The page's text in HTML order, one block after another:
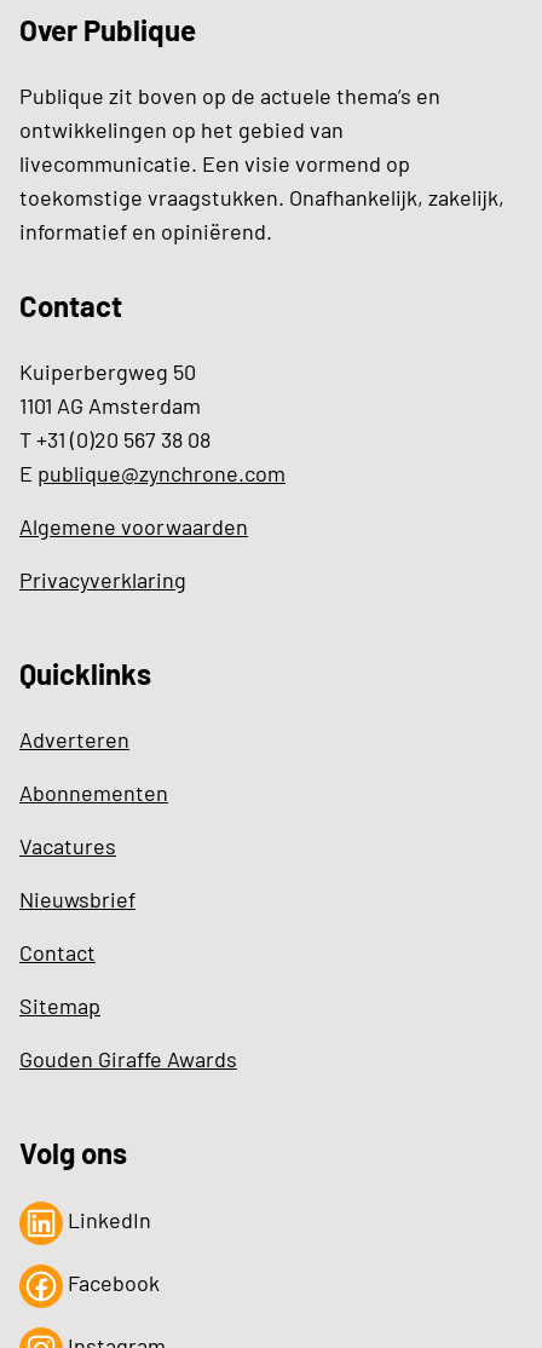
Over Publique
Publique zit boven op de actuele thema’s en
ontwikkelingen op het gebied van
livecommunicatie. Een visie vormend op
toekomstige vraagstukken. Onafhankelijk, zakelijk,
informatief en opiniërend.
Contact
Kuiperbergweg 50
1101 AG Amsterdam
T +31 (0)20 567 38 08
E publique@zynchrone.com
Algemene voorwaarden
Privacyverklaring
Quicklinks
Adverteren
Abonnementen
Vacatures
Nieuwsbrief
Contact
Sitemap
Gouden Giraffe Awards
Volg ons
LinkedIn
Facebook